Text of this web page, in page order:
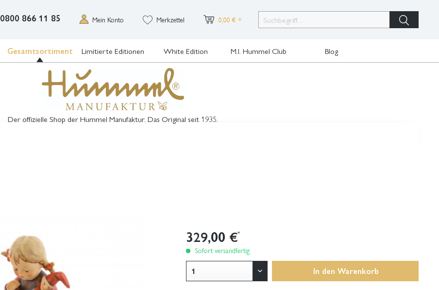
0800 866 11 85 Mein Konto Merkzettel 0,00 € *
Gesamtsortiment Limitierte Editionen White Edition M.I. Hummel Club Blog
Der offizielle Shop der Hummel Manufaktur. Das Original seit 1935.
329,00 €*
Sofort versandfertig
In den Warenkorb